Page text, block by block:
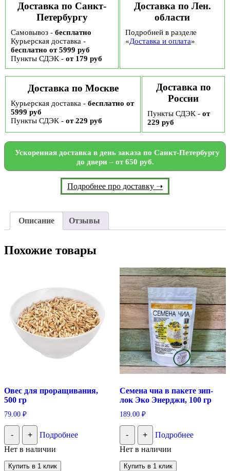
Доставка по Санкт-
Петербургу
Самовывоз - бесплатно
Курьерская доставка -
бесплатно от 5999 руб
Пункты СДЭК - от 179 руб
Доставка по Лен.
области
Подробней в разделе
«Доставка и оплата»
Доставка по Москве
Курьерская доставка - бесплатно от
5999 руб
Пункты СДЭК - от 229 руб
Доставка по
России
Пункты СДЭК - от
229 руб
Ускоренная доставка в день заказа по Санкт-Петербургу
до двери – от 650 руб.
Подробнее про доставку ➝
Описание Отзывы
Похожие товары
Овес для проращивания,
500 гр
79.00 ₽
- +
Подробнее
Нет в наличии
Купить в 1 клик
Семена чиа в пакете зип-
лок Эко Энерджи, 100 гр
189.00 ₽
- +
Подробнее
Нет в наличии
Купить в 1 клик